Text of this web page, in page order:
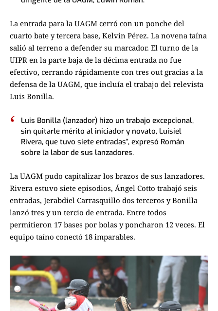
La entrada para la UAGM cerró con un ponche del
cuarto bate y tercera base, Kelvin Pérez. La novena taína
salió al terreno a defender su marcador. El turno de la
UIPR en la parte baja de la décima entrada no fue
efectivo, cerrando rápidamente con tres out gracias a la
defensa de la UAGM, que incluía el trabajo del relevista
Luis Bonilla.
Luis Bonilla (lanzador) hizo un trabajo excepcional,
sin quitarle mérito al iniciador y novato, Luisiel
Rivera, que tuvo siete entradas”, expresó Román
sobre la labor de sus lanzadores.
La UAGM pudo capitalizar los brazos de sus lanzadores.
Rivera estuvo siete episodios, Ángel Cotto trabajó seis
entradas, Jerabdiel Carrasquillo dos terceros y Bonilla
lanzó tres y un tercio de entrada. Entre todos
permitieron 17 bases por bolas y poncharon 12 veces. El
equipo taíno conectó 18 imparables.